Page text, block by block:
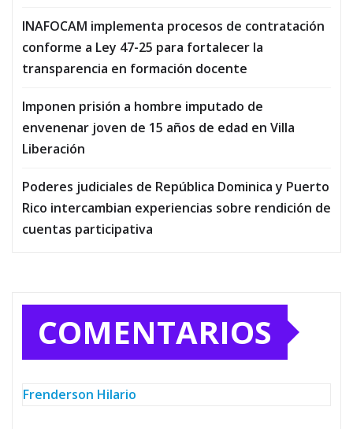
INAFOCAM implementa procesos de contratación
conforme a Ley 47-25 para fortalecer la
transparencia en formación docente
Imponen prisión a hombre imputado de
envenenar joven de 15 años de edad en Villa
Liberación
Poderes judiciales de República Dominica y Puerto
Rico intercambian experiencias sobre rendición de
cuentas participativa
COMENTARIOS
Frenderson Hilario